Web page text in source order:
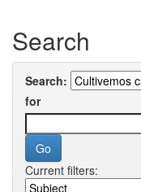
Search
Search:
for
Current filters: